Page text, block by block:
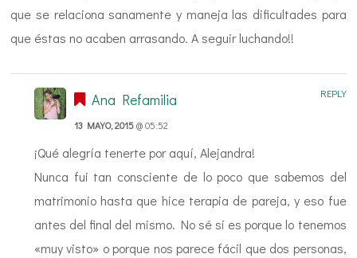
que se relaciona sanamente y maneja las dificultades para
que éstas no acaben arrasando. A seguir luchando!!
Ana Refamilia
13 MAYO, 2015@ 05:52
¡Qué alegría tenerte por aquí, Alejandra!
Nunca fui tan consciente de lo poco que sabemos del
matrimonio hasta que hice terapia de pareja, y eso fue
antes del final del mismo. No sé si es porque lo tenemos
«muy visto» o porque nos parece fácil que dos personas,
REPLY